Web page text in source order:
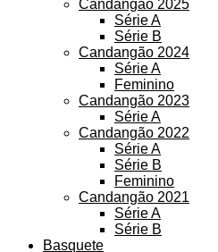
Candangão 2025
Série A
Série B
Candangão 2024
Série A
Feminino
Candangão 2023
Série A
Candangão 2022
Série A
Série B
Feminino
Candangão 2021
Série A
Série B
Basquete